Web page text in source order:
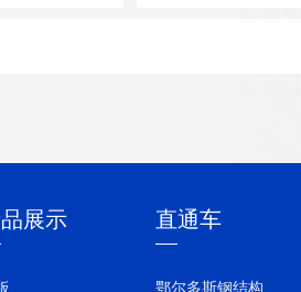
展示 直通车
鄂尔多斯钢结构